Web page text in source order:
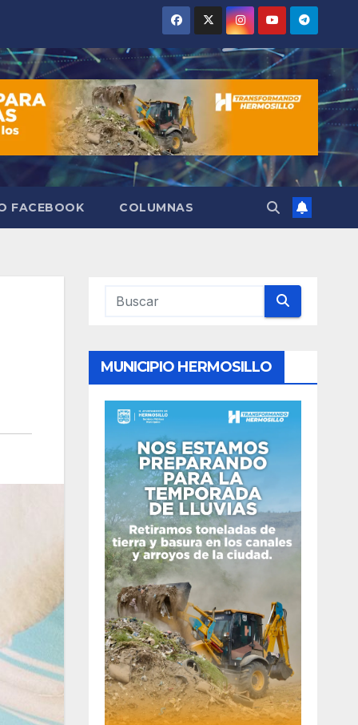
FACEBOOK COLUMNAS
MUNICIPIO HERMOSILLO